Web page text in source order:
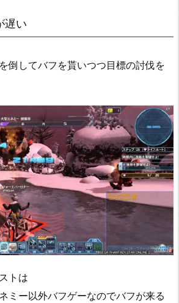
遅い
倒してバフを貰いつつ目標の討伐を
トは
ミー以外バフゲーなのでバフが来る